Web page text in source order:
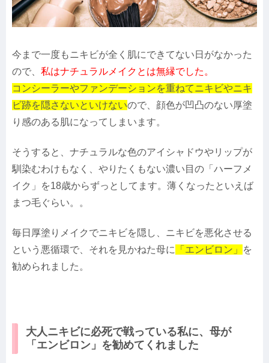
今まで一度もニキビが全く肌にできてない日がなかった
ので、 私はナチュラルメイクとは無縁でした。
コンシーラーやファンデーションを重ねてニキビやニキ
ビ跡を隠さないといけないので、顔色が凹凸のない厚塗
り感のある肌になってしまいます。
そうすると、ナチュラルな色のアイシャドウやリップが
馴染むわけもなく、やりたくもない濃い目の「ハーフメ
イク」を18歳からずっとしてます。薄くなったといえば
まつ毛ぐらい。。
毎日厚塗りメイクでニキビを隠し、ニキビを悪化させる
という悪循環で、それを見かねた母に
「エンビロン」
を
勧められました。
大人ニキビに必死で戦っている私に、母が
「エンビロン」を勧めてくれました